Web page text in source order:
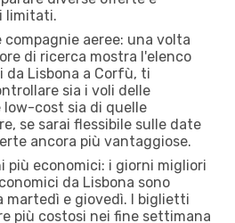
limitati.
aeree: una volta
di ricerca mostra l'elenco
da Lisbona a Corfù, ti
sia i voli delle
low-cost sia di quelle
se sarai flessibile sulle date
ancora più vantaggiose.
più economici: i giorni migliori
da Lisbona sono
martedì e giovedì. I biglietti
più costosi nei fine settimana